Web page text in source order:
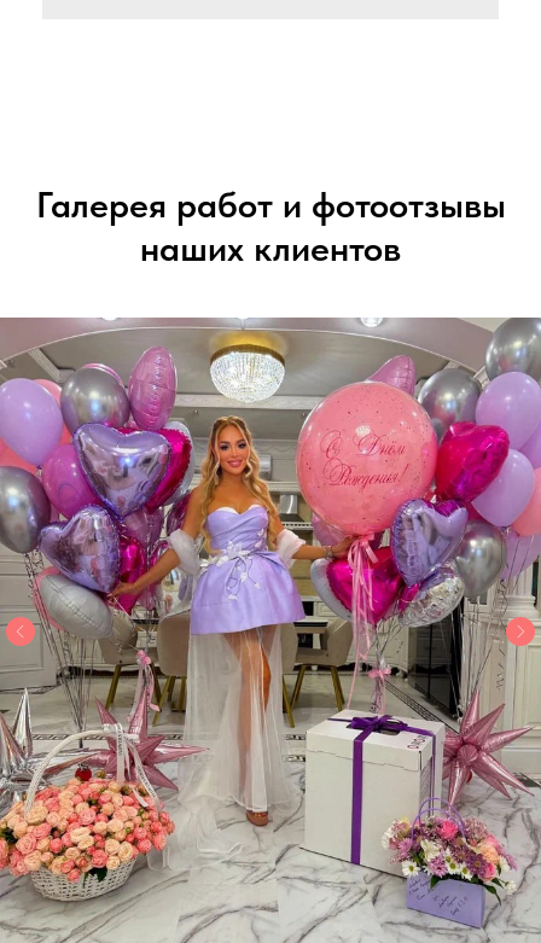
Галерея работ и фотоотзывы
наших клиентов